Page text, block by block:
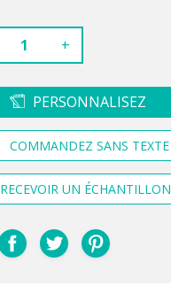
+
PERSONNALISEZ
COMMANDEZ SANS TEXTE
RECEVOIR UN ÉCHANTILLON